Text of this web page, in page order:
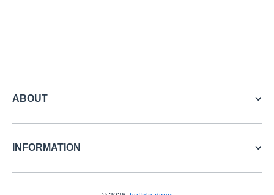
ABOUT
INFORMATION